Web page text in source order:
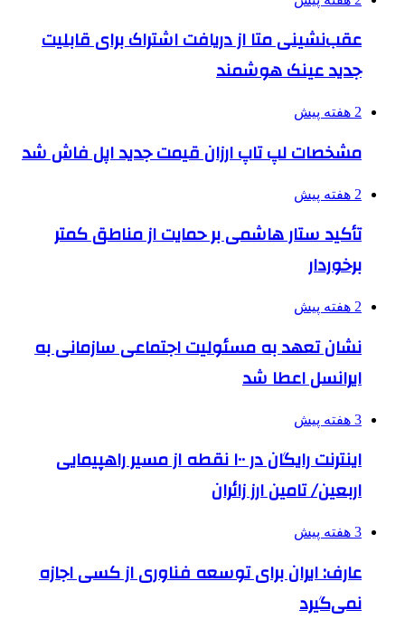
عقب‌نشینی متا از دریافت اشتراک برای قابلیت
جدید عینک هوشمند
2 هفته پیش
مشخصات لپ تاپ ارزان قیمت جدید اپل فاش شد
2 هفته پیش
تأکید ستار هاشمی بر حمایت از مناطق کمتر
برخوردار
2 هفته پیش
نشان تعهد به مسئولیت اجتماعی سازمانی به
ایرانسل اعطا شد
3 هفته پیش
اینترنت رایگان در ۱۰۰ نقطه از مسیر راهپیمایی
اربعین/ تامین ارز زائران
3 هفته پیش
عارف: ایران برای توسعه فناوری از کسی اجازه
نمی‌گیرد